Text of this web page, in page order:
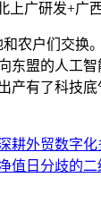
上广研发+广
户们交换。
东盟的人工
产有了科技
耕外贸数字
值日分歧的